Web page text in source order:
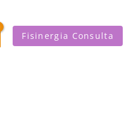
Fisinergia Consulta